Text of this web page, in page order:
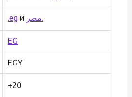
.eg и مصر.
EG
EGY
+20